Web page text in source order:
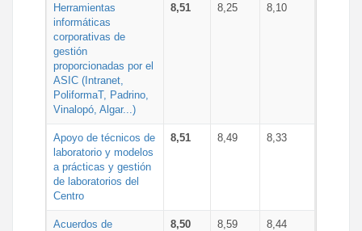
Herramientas
informáticas
corporativas de
gestión
proporcionadas por el
ASIC (Intranet,
PoliformaT, Padrino,
Vinalopó, Algar...)
8,51 8,25 8,10
Apoyo de técnicos de
laboratorio y modelos
a prácticas y gestión
de laboratorios del
Centro
8,51 8,49 8,33
Acuerdos de
8,50 8,59 8,44